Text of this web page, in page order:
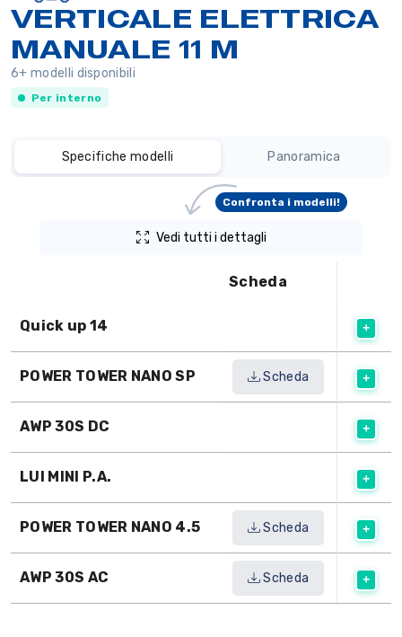
VERTICALE ELETTRICA
MANUALE 11 M
6+ modelli disponibili
Per interno
Specifiche modelli Panoramica
Vedi tutti i dettagli
Confronta i modelli!
Scheda
Quick up 14
POWER TOWER NANO SP Scheda
AWP 30S DC
LUI MINI P.A.
POWER TOWER NANO 4.5 Scheda
AWP 30S AC Scheda